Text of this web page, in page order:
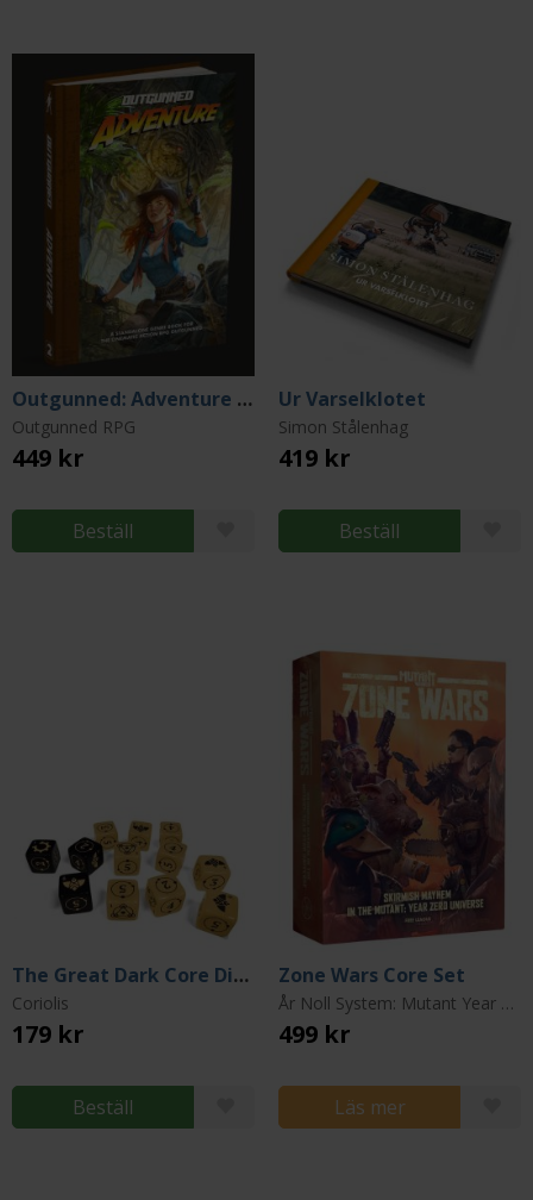
Outgunned: Adventure Core Rulebook
Outgunned RPG
449 kr
Beställ
Ur Varselklotet
Simon Stålenhag
419 kr
Beställ
The Great Dark Core Dice Set
Coriolis
179 kr
Beställ
Zone Wars Core Set
År Noll System: Mutant Year Zero
499 kr
Läs mer